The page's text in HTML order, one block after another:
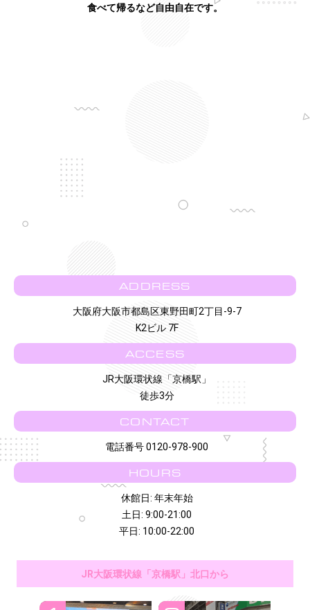
食べて帰るなど自由自在です。
ADDRESS
大阪府大阪市都島区東野田町2丁目-9-7
K2ビル 7F
ACCESS
JR大阪環状線「京橋駅」
徒歩3分
CONTACT
電話番号 0120-978-900
HOURS
休館日: 年末年始
土日: 9:00-21:00
平日: 10:00-22:00
JR大阪環状線「京橋駅」北口から